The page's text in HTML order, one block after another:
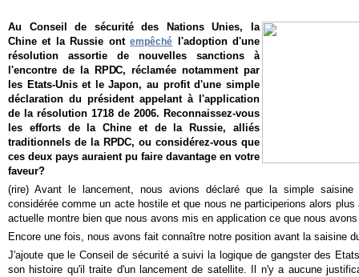
Au Conseil de sécurité des Nations Unies, la
Chine et la Russie ontempêché l'adoption d'une
résolution assortie de nouvelles sanctions à
l'encontre de la RPDC, réclamée notamment par
les Etats-Unis et le Japon, au profit d'une simple
déclaration du président appelant à l'application
de la résolution 1718 de 2006. Reconnaissez-vous
les efforts de la Chine et de la Russie, alliés
traditionnels de la RPDC, ou considérez-vous que
ces deux pays auraient pu faire davantage en votre
faveur?
(rire) Avant le lancement, nous avions déclaré que la simple
considérée comme un acte hostile et que nous ne participerions alors
actuelle montre bien que nous avons mis en application ce que nous
Encore une fois, nous avons fait connaître notre position avant la saisine
J'ajoute que le Conseil de sécurité a suivi la logique de gangster des
son histoire qu'il traite d'un lancement de satellite. Il n'y a aucune